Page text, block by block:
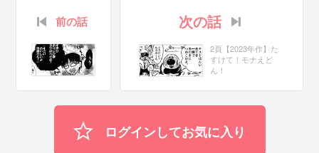
前の話 次の話
2頁【2023年作】た
すけて！モナえど
ん！
ログインしてお気に入り